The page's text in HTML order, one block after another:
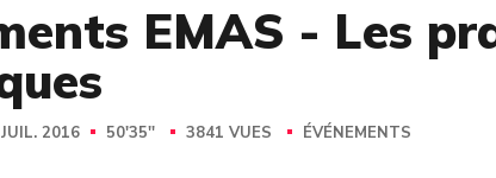
EMAS - Les
2016 50'35'' 3841 VUES ÉVÉNEMENTS